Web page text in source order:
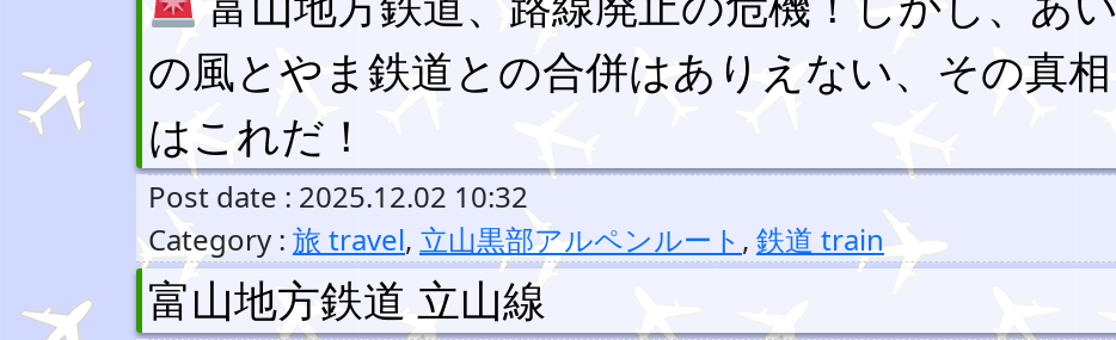
の風とやま鉄道との合併はありえない、その真相
はこれだ！
Post date : 2025.12.02 10:32
Category : 旅 travel, 立山黒部アルペンルート , 鉄道 train
富山地方鉄道 立山線